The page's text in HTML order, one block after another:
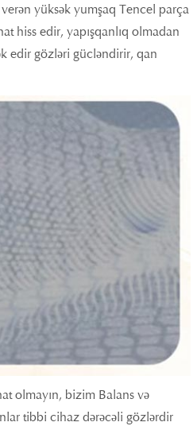
yüksək yumşaq Tencel parça
hiss edir, yapışqanlıq olmadan
edir gözləri gücləndirir, qan
olmayın, bizim Balans və
tibbi cihaz dərəcəli gözlərdir